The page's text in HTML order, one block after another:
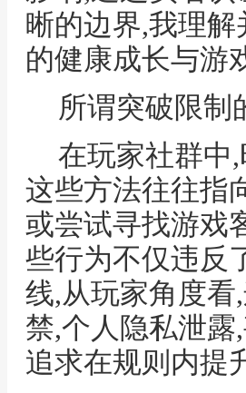
晰的边界,我理
的健康成长与游
所谓突破限制
在玩家社群中
这些方法往往指
或尝试寻找游戏
些行为不仅违反
线,从玩家角度
禁,个人隐私泄
追求在规则内提